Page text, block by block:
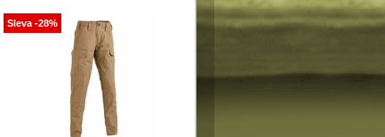
Sleva -28%